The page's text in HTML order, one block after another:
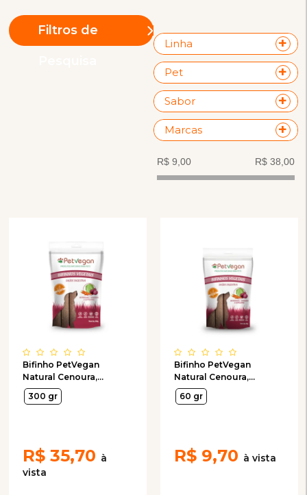
Filtros de
Linha
Pet
Sabor
Marcas
Bifinho PetVegan
Natural Cenoura,
Beterraba e Espinafre
para Cães 300g
300 gr
R$ 35,70
Bifinho PetVegan
Natural Cenoura,
Beterraba e Espinafre
para Cães 60g
60 gr
R$ 9,70